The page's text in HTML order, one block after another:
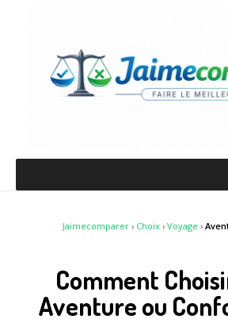
Jaimecomparer › Choix › Voyage ›
Comment
Aventure ou